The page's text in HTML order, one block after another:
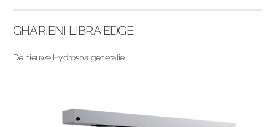
GHARIENI LIBRA EDGE
De nieuwe Hydrospa generatie.